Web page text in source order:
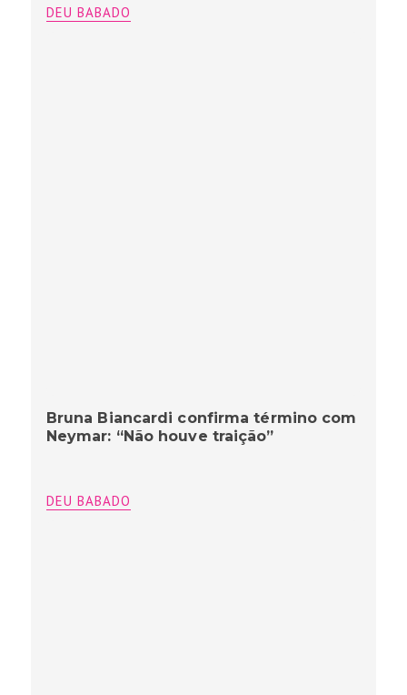
DEU BABADO
Bruna Biancardi confirma término com
Neymar: “Não houve traição”
DEU BABADO